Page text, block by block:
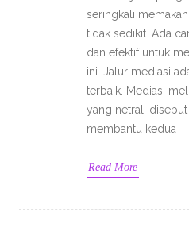
seringkali
tidak sedikit. Ada
dan efektif untuk
ini. Jalur mediasi
terbaik. Mediasi
yang netral,
membantu kedua
Read More